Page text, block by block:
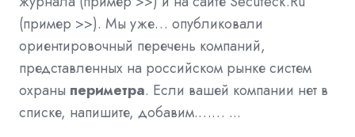
(пример >>). Мы уже… опубликовали
ориентировочный перечень компаний,
представленных на российском рынке систем
охраны периметра. Если вашей компании нет в
списке, напишите, добавим.…… ...